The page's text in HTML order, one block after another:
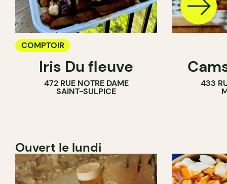
COMPTOIR
Iris Du fleuve
472 RUE NOTRE DAME
SAINT-SULPICE
433
Ouvert le lundi